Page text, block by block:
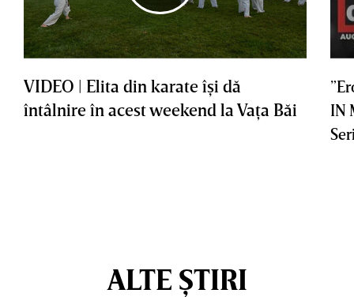
VIDEO | Elita din karate îşi dă
întâlnire în acest weekend la Vaţa Băi
IN
ALTE ȘTIRI